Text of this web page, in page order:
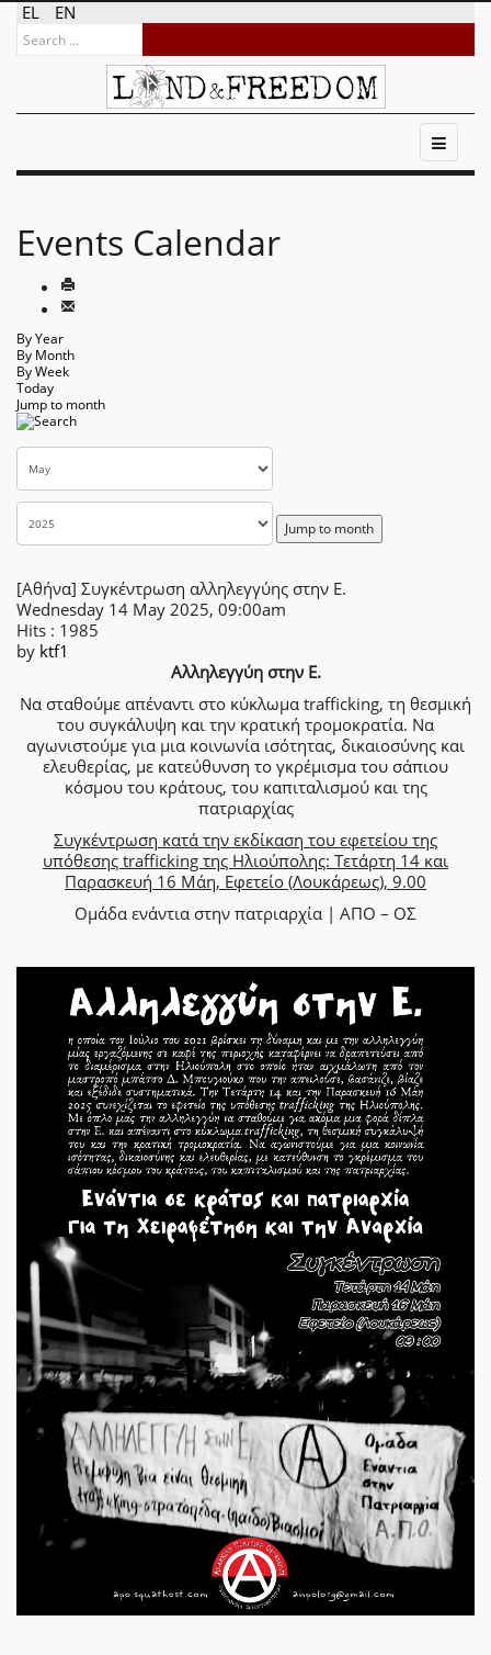
EL EN
Events Calendar
By Year
By Month
By Week
Today
Jump to month
Jump to month
[Αθήνα] Συγκέντρωση αλληλεγγύης στην Ε.
Wednesday 14 May 2025, 09:00am
Hits : 1985
by ktf1
Αλληλεγγύη στην Ε.
Να σταθούμε απέναντι στο κύκλωμα trafficking, τη θεσμική
του συγκάλυψη και την κρατική τρομοκρατία. Να
αγωνιστούμε για μια κοινωνία ισότητας, δικαιοσύνης και
ελευθερίας, με κατεύθυνση το γκρέμισμα του σάπιου
κόσμου του κράτους, του καπιταλισμού και της
πατριαρχίας
Συγκέντρωση κατά την εκδίκαση του εφετείου της
υπόθεσης trafficking της Ηλιούπολης: Τετάρτη 14 και
Παρασκευή 16 Μάη, Εφετείο (Λουκάρεως), 9.00
Ομάδα ενάντια στην πατριαρχία | ΑΠΟ – ΟΣ